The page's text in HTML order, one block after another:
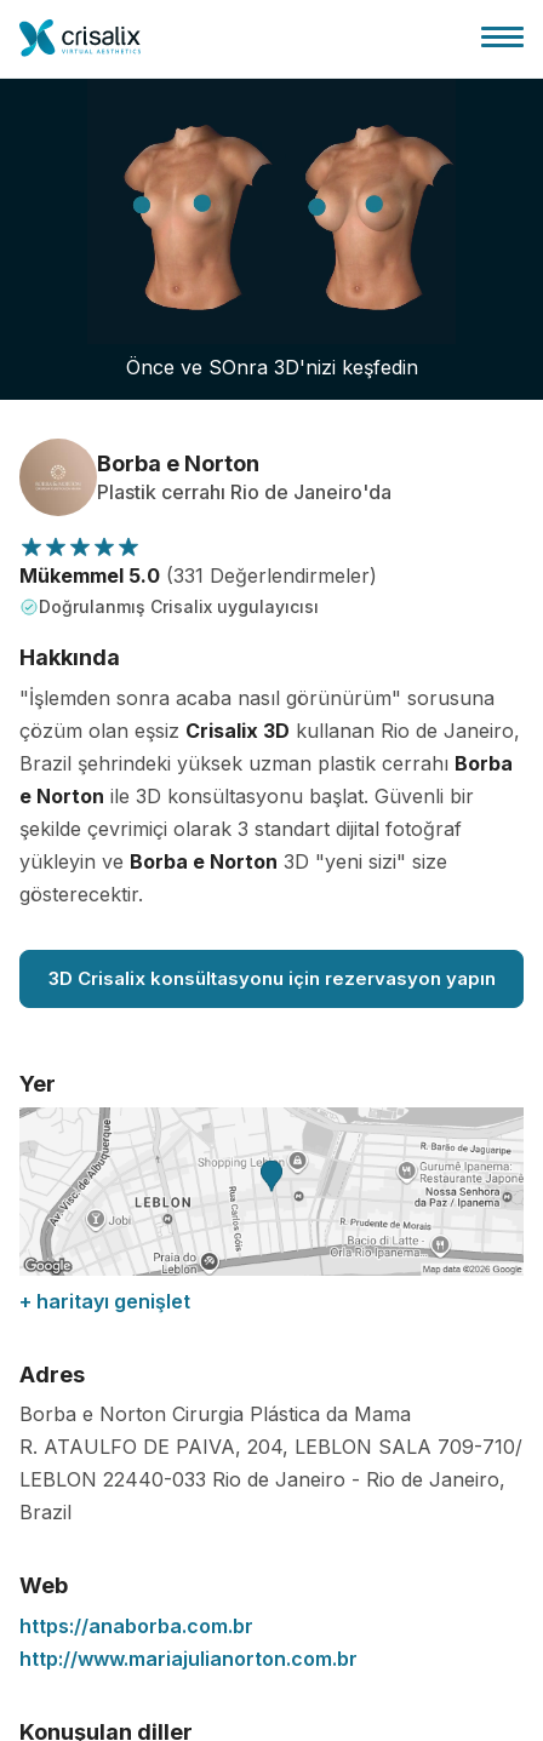
Cerrah ana sayfası
3D İş Platformu
Hasta incelemeleri
Önce ve SOnra 3D'nizi keşfedin
Borba e Norton
Plastik cerrahı Rio de Janeiro'da
Mükemmel 5.0 (331 Değerlendirmeler)
Doğrulanmış Crisalix uygulayıcısı
Hakkında
"İşlemden sonra acaba nasıl görünürüm" sorusuna
çözüm olan eşsiz Crisalix 3D kullanan Rio de Janeiro,
Brazil şehrindeki yüksek uzman plastik cerrahı Borba
e Norton ile 3D konsültasyonu başlat. Güvenli bir
şekilde çevrimiçi olarak 3 standart dijital fotoğraf
yükleyin ve Borba e Norton 3D "yeni sizi" size
gösterecektir.
3D Crisalix konsültasyonu için rezervasyon yapın
Yer
+ haritayı genişlet
Adres
Borba e Norton Cirurgia Plástica da Mama
R. ATAULFO DE PAIVA, 204, LEBLON SALA 709-710/
LEBLON 22440-033 Rio de Janeiro - Rio de Janeiro,
Brazil
Web
https://anaborba.com.br
http://www.mariajulianorton.com.br
Konuşulan diller